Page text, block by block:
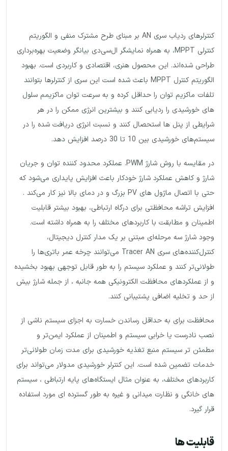
کنترلرهای ردیاب سری AN بر مبنای طرح مشترک منفی و الگوریتم
کنترلی MPPT، به همراه نمایشگر ال‌سی‌دی بیانگر وضعیت بهره‌برداری
طراحی شده‌اند. این محصول هنری، اقتصادی و کاربردی است. بهبود
الگوریتم کنترل MPPT باعث شده است این سری از کنترلرها بتوانند
تلفات ماکزیم توان را حداقل کرده و به سرعت توان ماکزیمم سلول
های خورشیدی را ردیابی کنند و بیشترین انرژی ممکن را در هر
شرایطی از پنل ها استحصال کنند و نسبت انرژی دریافت شده را در
سیستم‌های خورشیدی بین 10 تا 30 درصد افزایش دهد.
در مقایسه با روش شارژ PWM. عملکرد محدود کننده توان و جریان
شارژ و کاهش عملکرد شارژ خودکار باعث افزایش پایداری می‌شود که
حتی با اتصال ماژول های PV بزرگ و در دمای بالا نیز کار می‌کند .
افزایش تراشه محافظتی برای درگاه ارتباطی، بهبود بیشتر قابلیت
اطمینان و مطابقت با کاربردهای مختلف را به همراه داشته است.
وجود شارژ سه مرحله‌ای مبتنی بر یک مدار کنترل دیجیتال،
کنترل‌کننده‌های سری Tracer AN می‌توانند چرخه عمر باتری‌ها را
طولانی‌تر کنند و عملکرد سیستم را به طور قابل توجهی بهبود بخشیده
و از عملکردهای محافظت الکترونیکی همه جانبه ، از جمله شارژ بیش
از حد و تخلیه اضافی پشتیبانی کنند.
محافظت برای به حداقل رساندن خسارت به اجزای سیستم ناشی از
نصب نادرست یا خرابی سیستم و اطمینان از عملکرد ایمن‌تر و
مطمئن تر سیستم منبع تغذیه خورشیدی برای مدت زمان طولانی‌تر
خدمات تضمین شده است. این کنترلر خورشیدی مدولار می‌تواند برای
کاربردهای مختلف، به عنوان مثال ایستگاه‌های پایه ارتباطی ، سیستم
های خانگی و نظارت میدانی و غیره به طور گسترده ای مورد استفاده
قرار گیرد.
قابلیت ها